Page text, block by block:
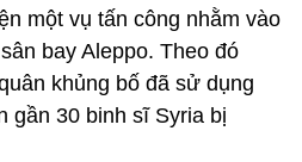
một vụ tấn công nhằm vào
bay Aleppo. Theo đó
khủng bố đã sử dụng
gần 30 binh sĩ Syria bị